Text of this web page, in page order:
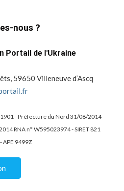
nous ?
Portail de l'Ukraine
59650 Villeneuve d’Ascq
- Préfecture du Nord 31/08/2014
RNA n° W595023974 - SIRET 821
APE 9499Z
–
dons